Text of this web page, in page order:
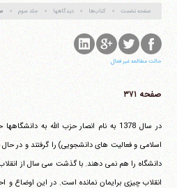
صفحه نخست کتاب‌ها دیدگاهها جلد سوم
حالت مطالعه غیر فعال
صفحه ۳۷۱
در سال 1378 به نام انصار حزب الله به
اسلامی و فعالیت های دانشجویی) را گرفتند و در
دانشگاه را هم نمی دهند. با گذشت سی سال از
انقلاب چیزی برایمان نمانده است. در این اوضاع و